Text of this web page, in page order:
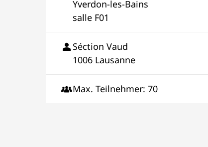
Yverdon-les-Bains
salle F01
Séction Vaud
1006 Lausanne
Max. Teilnehmer: 70